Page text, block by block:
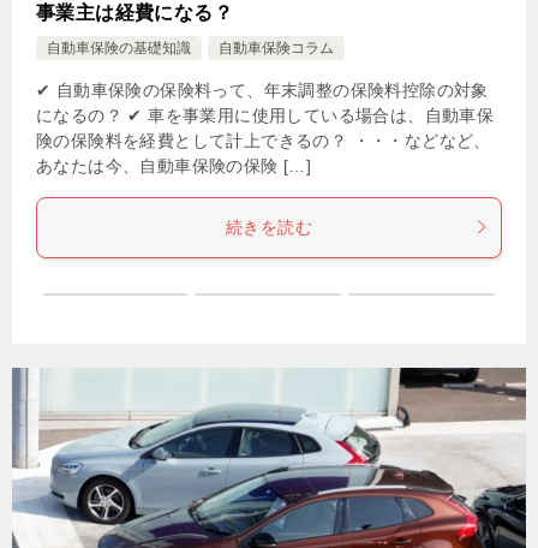
事業主は経費になる？
自動車保険の基礎知識 自動車保険コラム
✔ 自動車保険の保険料って、年末調整の保険料控除の対象
になるの？ ✔ 車を事業用に使用している場合は、自動車保
険の保険料を経費として計上できるの？ ・・・などなど、
あなたは今、自動車保険の保険 […]
続きを読む